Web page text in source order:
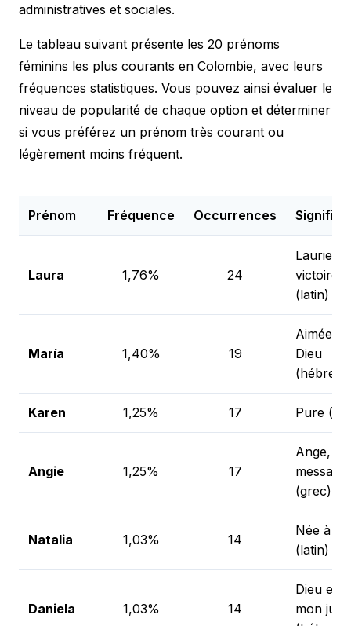
administratives et sociales.
Le tableau suivant présente les 20 prénoms
féminins les plus courants en Colombie, avec leurs
fréquences statistiques. Vous pouvez ainsi évaluer le
niveau de popularité de chaque option et déterminer
si vous préférez un prénom très courant ou
légèrement moins fréquent.
Prénom Fréquence Occurrences
Laura 1,76% 24
Laurier,
victoire
(latin)
María 1,40% 19
Aimée de
Dieu
(hébreu)
Karen 1,25% 17 Pure
Angie 1,25% 17
Ange,
(grec)
Natalia 1,03% 14
Née à
(latin)
Daniela 1,03% 14
Dieu est
mon juge